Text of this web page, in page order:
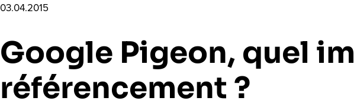
03.04.2015
Google Pigeon, quel
référencement ?